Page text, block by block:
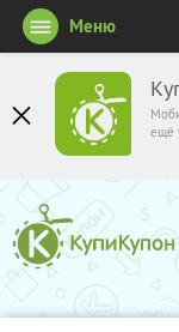
ещё
Меню